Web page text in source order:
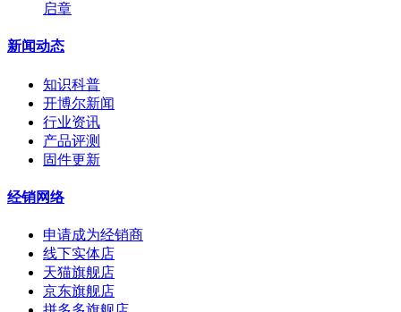
启章
新闻动态
知识科普
开博尔新闻
行业资讯
产品评测
固件更新
经销网络
申请成为经销商
线下实体店
天猫旗舰店
京东旗舰店